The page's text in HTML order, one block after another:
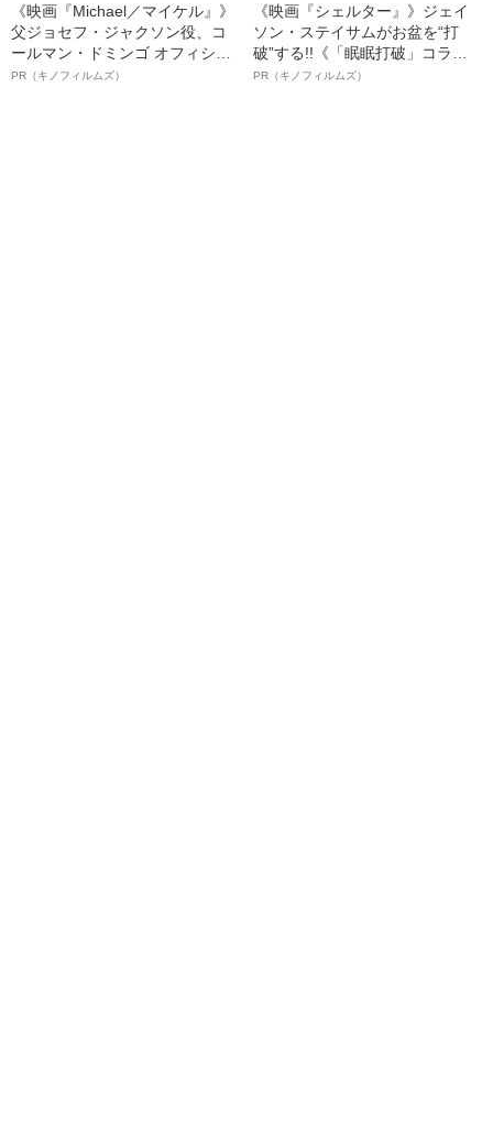
《映画『Michael／マイケル』》
父ジョセフ・ジャクソン役、コ
ールマン・ドミンゴ オフィシャ
ルインタビュー“観客を魅了した
PR（キノフィルムズ）
《映画『シェルター』》ジェイ
ソン・ステイサムがお盆を“打
破”する!!《「眠眠打破」コラ
ボ》
PR（キノフィルムズ）